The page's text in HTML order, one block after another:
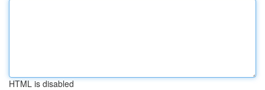
HTML is disabled